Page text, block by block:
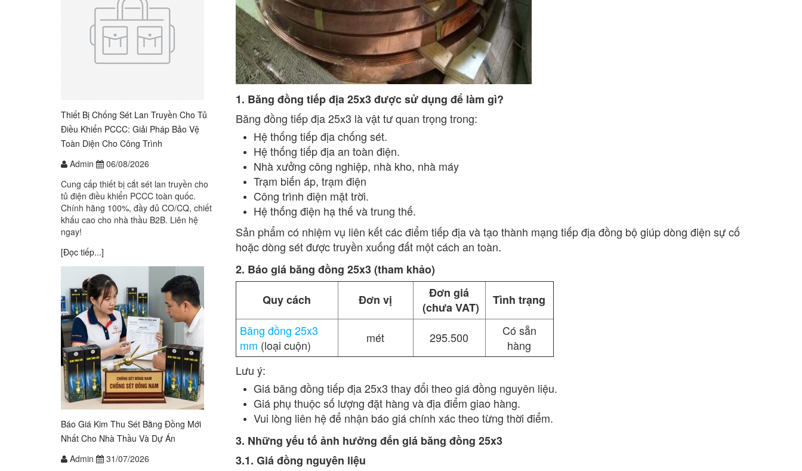
1. Băng đồng tiếp địa 25x3 được sử dụng để làm gì?
Băng đồng tiếp địa 25x3 là vật tư quan trọng trong:
Hệ thống tiếp địa chống sét.
Hệ thống tiếp địa an toàn điện.
Nhà xưởng công nghiệp, nhà kho, nhà máy
Trạm biến áp, trạm điện
Công trình điện mặt trời.
Hệ thống điện hạ thế và trung thế.
Sản phẩm có nhiệm vụ liên kết các điểm tiếp địa và tạo thành mạng tiếp địa đồng bộ giúp dòng điện sự cố
hoặc dòng sét được truyền xuống đất một cách an toàn.
2. Báo giá băng đồng 25x3 (tham khảo)
Quy cách
Đơn vị
Đơn giá
(chưa VAT)
Tình trạng
Băng đồng 25x3
mm (loại cuộn) mét 295.500
Có sẵn
hàng
Lưu ý:
Giá băng đồng tiếp địa 25x3 thay đổi theo giá đồng nguyên liệu.
Giá phụ thuộc số lượng đặt hàng và địa điểm giao hàng.
Vui lòng liên hệ để nhận báo giá chính xác theo từng thời điểm.
3. Những yếu tố ảnh hưởng đến giá băng đồng 25x3
3.1. Giá đồng nguyên liệu
Thiết Bị Chống Sét Lan Truyền Cho Tủ
Điều Khiển PCCC: Giải Pháp Bảo Vệ
Toàn Diện Cho Công Trình
Admin
06/08/2026
Cung cấp thiết bị cắt sét lan truyền cho
tủ điện điều khiển PCCC toàn quốc.
Chính hãng 100%, đầy đủ CO/CQ, chiết
khấu cao cho nhà thầu B2B. Liên hệ
ngay!
[Đọc tiếp...]
Báo Giá Kim Thu Sét Bằng Đồng Mới
Nhất Cho Nhà Thầu Và Dự Án
Admin
31/07/2026